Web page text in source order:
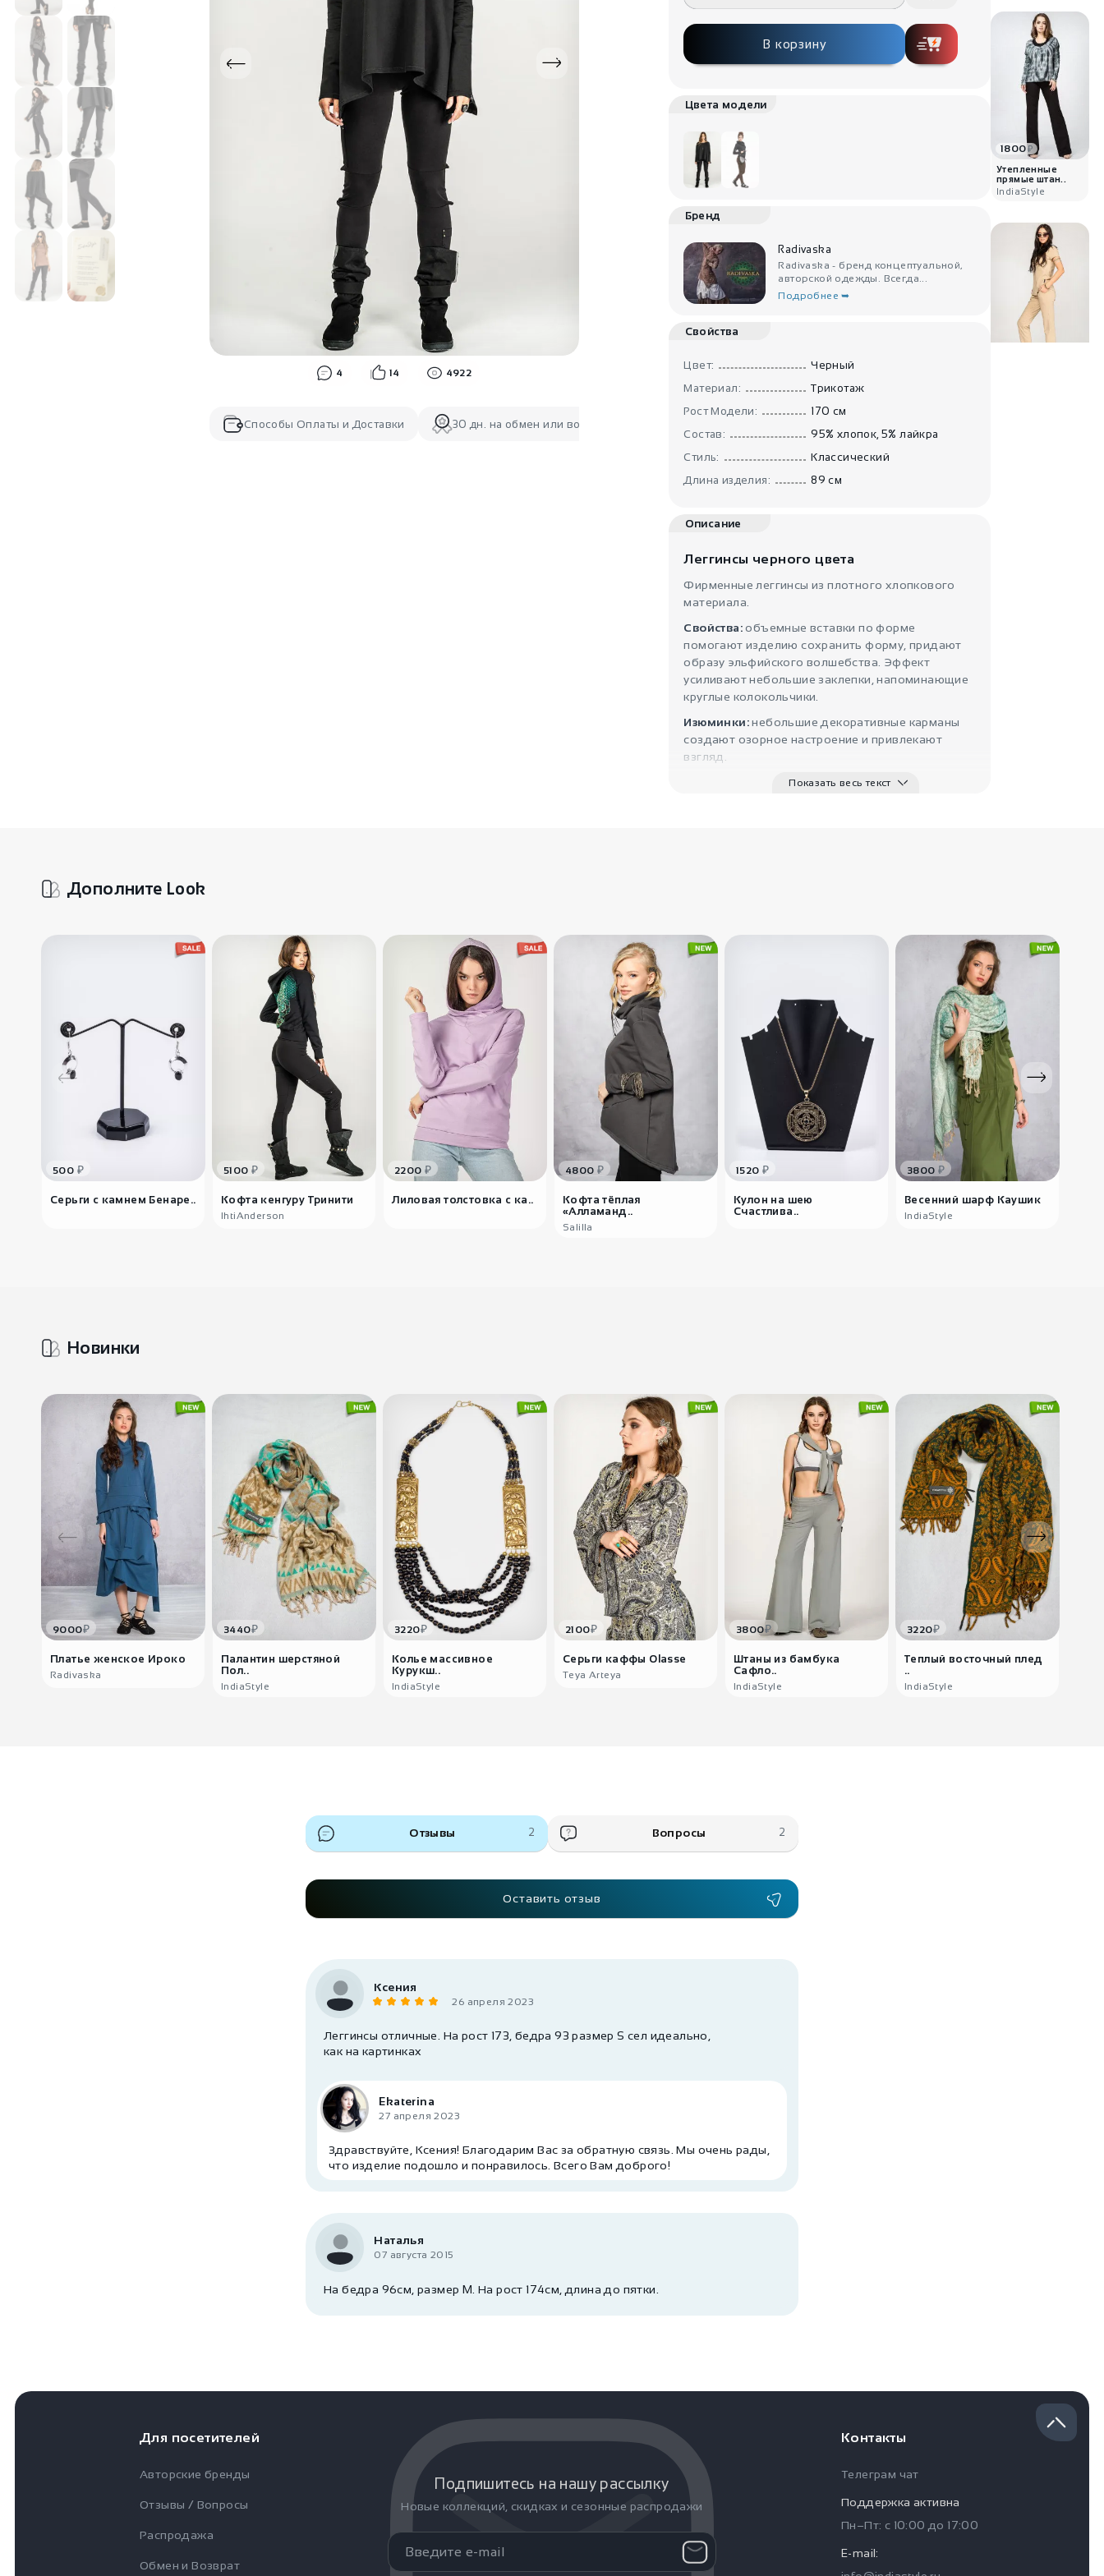
4 14 4922
Способы Оплаты и Доставки 30 дн. на обмен или возврат
В корзину
Цвета модели
Бренд
Radivaska
Radivaska - бренд концептуальной,
авторской одежды. Всегда...
Подробнее ➥
Свойства
Цвет:
Черный
Материал:
Трикотаж
Рост Модели:
170 см
Состав:
95% хлопок, 5% лайкра
Стиль:
Классический
Длина изделия:
89 см
Описание
Леггинсы черного цвета
Фирменные леггинсы из плотного хлопкового
материала.
Свойства:объемные вставки по форме
помогают изделию сохранить форму, придают
образу эльфийского волшебства. Эффект
усиливают небольшие заклепки, напоминающие
круглые колокольчики.
Изюминки:небольшие декоративные карманы
создают озорное настроение и привлекают
взгляд.
Показать весь текст
1800₽
Утепленные
прямые штан..
IndiaStyle
Дополните Look
500 ₽
Серьги с камнем Бенаре..
5100 ₽
Кофта кенгуру Тринити
IhtiAnderson
2200 ₽
Лиловая толстовка с ка..
4800 ₽
Кофта тёплая
«Алламанд..
Salilla
1520 ₽
Кулон на шею
Счастлива..
3800 ₽
Весенний шарф Каушик
IndiaStyle
Новинки
9000₽
Платье женское Ироко
Radivaska
3440₽
Палантин шерстяной
Пол..
IndiaStyle
3220₽
Колье массивное
Курукш..
IndiaStyle
2100₽
Серьги каффы Оlasse
Teya Arteya
3800₽
Штаны из бамбука
Сафло..
IndiaStyle
3220₽
Теплый восточный плед
..
IndiaStyle
Отзывы 2 Вопросы 2
Оставить отзыв
Ксения
26 апреля 2023
Леггинсы отличные. На рост 173, бедра 93 размер S сел идеально,
как на картинках
Ekaterina
27 апреля 2023
Здравствуйте, Ксения! Благодарим Вас за обратную связь. Мы очень рады,
что изделие подошло и понравилось. Всего Вам доброго!
Наталья
07 августа 2015
На бедра 96см, размер M. На рост 174см, длина до пятки.
Для посетителей
Авторские бренды
Отзывы / Вопросы
Распродажа
Обмен и Возврат
Подпишитесь на нашу рассылку
Новые коллекций, скидках и сезонные распродажи
Контакты
Телеграм чат
Поддержка активна
Пн–Пт: с 10:00 до 17:00
E-mail: